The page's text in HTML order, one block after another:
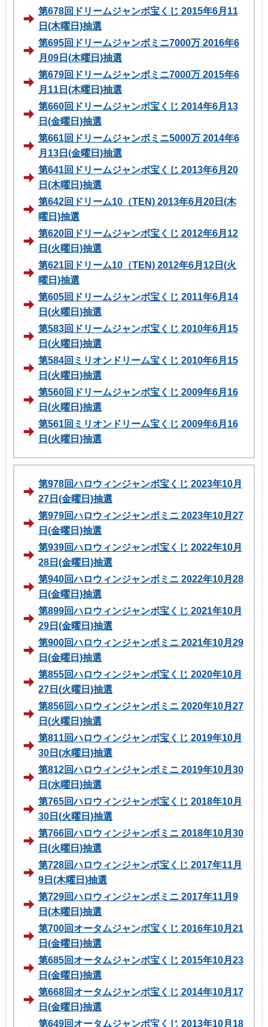
第678回ドリームジャンボ宝くじ 2015年6月11
日(木曜日)抽選
第695回ドリームジャンボミニ7000万 2016年6
月09日(木曜日)抽選
第679回ドリームジャンボミニ7000万 2015年6
月11日(木曜日)抽選
第660回ドリームジャンボ宝くじ 2014年6月13
日(金曜日)抽選
第661回ドリームジャンボミニ5000万 2014年6
月13日(金曜日)抽選
第641回ドリームジャンボ宝くじ 2013年6月20
日(木曜日)抽選
第642回ドリーム10（TEN) 2013年6月20日(木
曜日)抽選
第620回ドリームジャンボ宝くじ 2012年6月12
日(火曜日)抽選
第621回ドリーム10（TEN) 2012年6月12日(火
曜日)抽選
第605回ドリームジャンボ宝くじ 2011年6月14
日(火曜日)抽選
第583回ドリームジャンボ宝くじ 2010年6月15
日(火曜日)抽選
第584回ミリオンドリーム宝くじ 2010年6月15
日(火曜日)抽選
第560回ドリームジャンボ宝くじ 2009年6月16
日(火曜日)抽選
第561回ミリオンドリーム宝くじ 2009年6月16
日(火曜日)抽選
第978回ハロウィンジャンボ宝くじ 2023年10月
27日(金曜日)抽選
第979回ハロウィンジャンボミニ 2023年10月27
日(金曜日)抽選
第939回ハロウィンジャンボ宝くじ 2022年10月
28日(金曜日)抽選
第940回ハロウィンジャンボミニ 2022年10月28
日(金曜日)抽選
第899回ハロウィンジャンボ宝くじ 2021年10月
29日(金曜日)抽選
第900回ハロウィンジャンボミニ 2021年10月29
日(金曜日)抽選
第855回ハロウィンジャンボ宝くじ 2020年10月
27日(火曜日)抽選
第856回ハロウィンジャンボミニ 2020年10月27
日(火曜日)抽選
第811回ハロウィンジャンボ宝くじ 2019年10月
30日(水曜日)抽選
第812回ハロウィンジャンボミニ 2019年10月30
日(水曜日)抽選
第765回ハロウィンジャンボ宝くじ 2018年10月
30日(火曜日)抽選
第766回ハロウィンジャンボミニ 2018年10月30
日(火曜日)抽選
第728回ハロウィンジャンボ宝くじ 2017年11月
9日(木曜日)抽選
第729回ハロウィンジャンボミニ 2017年11月9
日(木曜日)抽選
第700回オータムジャンボ宝くじ 2016年10月21
日(金曜日)抽選
第685回オータムジャンボ宝くじ 2015年10月23
日(金曜日)抽選
第668回オータムジャンボ宝くじ 2014年10月17
日(金曜日)抽選
第649回オータムジャンボ宝くじ 2013年10月18